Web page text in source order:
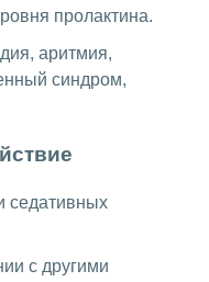
пролактина.
аритмия,
синдром,
седативных
с другими